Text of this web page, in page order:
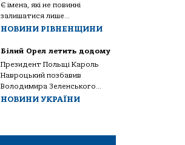
Є імена, які не повинні
залишатися лише...
НОВИНИ РІВНЕНЩИНИ
Білий Орел летить додому
Президент Польщі Кароль
Навроцький позбавив
Володимира Зеленського...
НОВИНИ УКРАЇНИ